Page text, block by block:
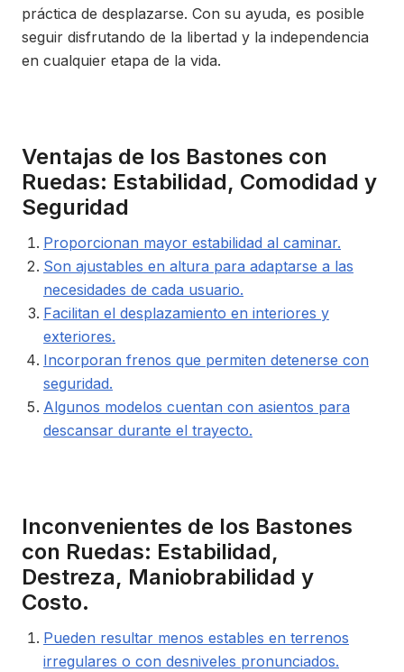
práctica de desplazarse. Con su ayuda, es posible
seguir disfrutando de la libertad y la independencia
en cualquier etapa de la vida.
Ventajas de los Bastones con
Ruedas: Estabilidad, Comodidad y
Seguridad
Proporcionan mayor estabilidad al caminar.
Son ajustables en altura para adaptarse a las
necesidades de cada usuario.
Facilitan el desplazamiento en interiores y
exteriores.
Incorporan frenos que permiten detenerse con
seguridad.
Algunos modelos cuentan con asientos para
descansar durante el trayecto.
Inconvenientes de los Bastones
con Ruedas: Estabilidad,
Destreza, Maniobrabilidad y
Costo.
Pueden resultar menos estables en terrenos
irregulares o con desniveles pronunciados.